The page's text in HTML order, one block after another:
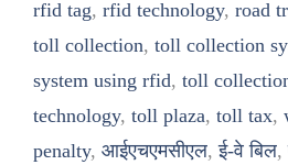
rfid tag, rfid technology, road
toll collection, toll collection
system using rfid, toll
technology, toll plaza, toll tax,
penalty, आईएचएमसीएल,ई-वे बिल,